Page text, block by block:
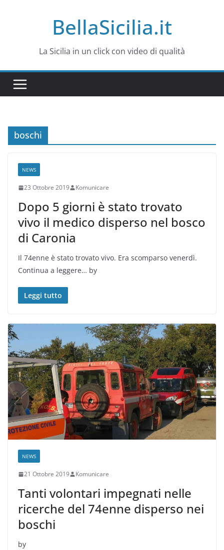
BellaSicilia.it
La Sicilia in un click con video di qualità
boschi
NEWS
23 Ottobre 2019 Komunicare
Dopo 5 giorni è stato trovato
vivo il medico disperso nel bosco
di Caronia
Il 74enne è stato trovato vivo. Era scomparso venerdì.
Continua a leggere… by
Leggi tutto
NEWS
21 Ottobre 2019 Komunicare
Tanti volontari impegnati nelle
ricerche del 74enne disperso nei
boschi
by